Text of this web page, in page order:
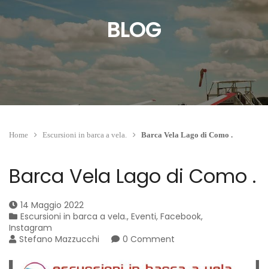
BLOG
Home Escursioni in barca a vela. Barca Vela Lago di Como .
Barca Vela Lago di Como .
14 Maggio 2022
Escursioni in barca a vela., Eventi, Facebook,
Instagram
Stefano Mazzucchi
0 Comment